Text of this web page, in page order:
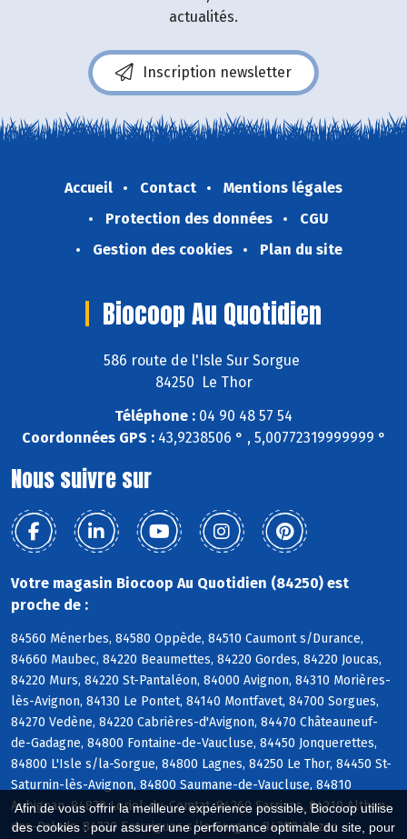
Afin de vous offrir la meilleure expérience possible, Biocoop utilise
des cookies : pour assurer une performance optimale du site, pour
actualités.
Inscription newsletter
Accueil Contact
Mentions légales
Protection des données
CGU
Gestion des cookies
Plan du site
Biocoop Au Quotidien
586 route de l'Isle Sur Sorgue
84250 Le Thor
Téléphone : 04 90 48 57 54
Coordonnées GPS :43,9238506 ° , 5,00772319999999 °
Nous suivre sur
Votre magasin Biocoop Au Quotidien (84250) est
proche de :
84560 Ménerbes, 84580 Oppède, 84510 Caumont s/Durance,
84660 Maubec, 84220 Beaumettes, 84220 Gordes, 84220 Joucas,
84220 Murs, 84220 St-Pantaléon, 84000 Avignon, 84310 Morières-
lès-Avignon, 84130 Le Pontet, 84140 Montfavet, 84700 Sorgues,
84270 Vedène, 84220 Cabrières-d'Avignon, 84470 Châteauneuf-
de-Gadagne, 84800 Fontaine-de-Vaucluse, 84450 Jonquerettes,
84800 L'Isle s/la-Sorgue, 84800 Lagnes, 84250 Le Thor, 84450 St-
Saturnin-lès-Avignon, 84800 Saumane-de-Vaucluse, 84810
Aubignan, 84870 Loriol-du-Comtat, 84260 Sarrians, 84210 Althen-
des-Paluds, 84320 Entraigues s/la-Sorgue, 84380 Mazan